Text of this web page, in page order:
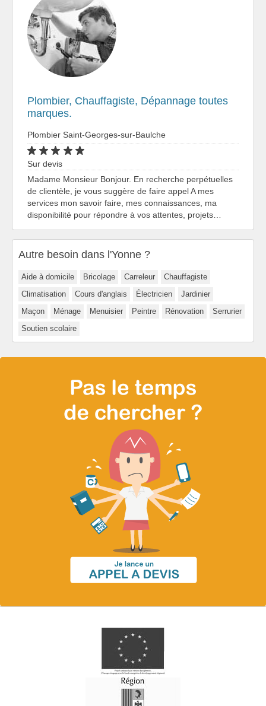
Plombier, Chauffagiste, Dépannage toutes
marques.
Plombier Saint-Georges-sur-Baulche
Sur devis
Madame Monsieur Bonjour. En recherche perpétuelles
de clientèle, je vous suggère de faire appel A mes
services mon savoir faire, mes connaissances, ma
disponibilité pour répondre à vos attentes, projets…
Autre besoin dans l'Yonne ?
Aide à domicile Bricolage Carreleur
Chauffagiste
Climatisation
Cours d'anglais Électricien
Jardinier
Maçon
Ménage Menuisier Peintre Rénovation
Serrurier
Soutien scolaire